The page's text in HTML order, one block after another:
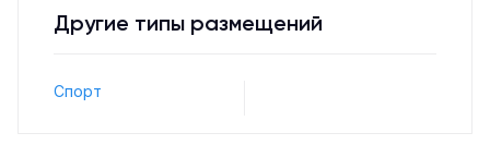
Другие типы размещений
Спорт